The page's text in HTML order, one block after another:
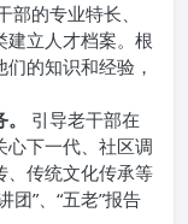
部的专业特长、
建立人才档案。根
的知识和经验，
引导老干部在
心下一代、社区调
、传统文化传承等
团”、“五老”报告